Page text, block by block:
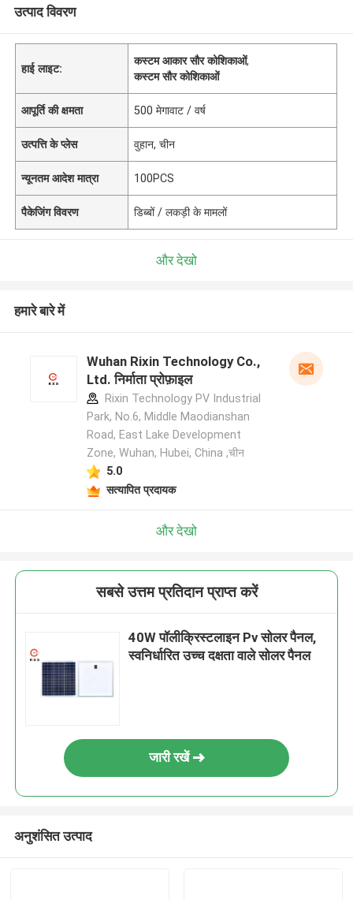
उत्पाद विवरण
हाई लाइट:
कस्टम आकार सौर कोशिकाओं,
कस्टम सौर कोशिकाओं
आपूर्ति की क्षमता 500 मेगावाट / वर्ष
उत्पत्ति के प्लेस वुहान, चीन
न्यूनतम आदेश मात्रा 100PCS
पैकेजिंग विवरण डिब्बों / लकड़ी के मामलों
और देखो
हमारे बारे में
Wuhan Rixin Technology Co.,
Ltd. निर्माता प्रोफ़ाइल
Rixin Technology PV Industrial
Park, No.6, Middle Maodianshan
Road, East Lake Development
Zone, Wuhan, Hubei, China ,चीन
5.0
सत्यापित प्रदायक
और देखो
सबसे उत्तम प्रतिदान प्राप्त करें
40W पॉलीक्रिस्टलाइन Pv सोलर पैनल,
स्वनिर्धारित उच्च दक्षता वाले सोलर पैनल
जारी रखें
अनुशंसित उत्पाद